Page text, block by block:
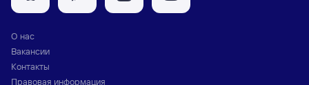
О нас
Вакансии
Контакты
Правовая информация